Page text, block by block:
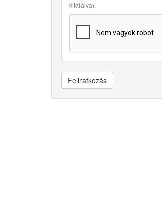
kitalálva).
Feliratkozás